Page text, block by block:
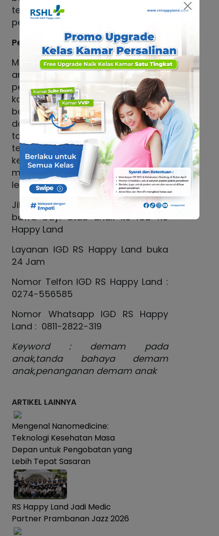
terdekat agar mendapatkan
pemeriksaan medis yang tepat.
Pentingnya Tindakan Cepat
Mengetahui kapan demam pada
anak harus dibawa ke IGD sangat
penting untuk mencegah
komplikasi serius. Orang tua tidak
boleh menunda konsultasi dengan
dokter apabila demam disertai
tanda bahaya. Tindakan cepat dan
tepat dapat membantu melindungi
kesehatan si kecil serta
mengurangi risiko kondisi yang
lebih berbahaya.
Jika gejala tersebut muncul, segera
bawa bayi atau anak ke IGD RS
Happy Land
Layanan IGD RS Happy Land buka
24 Jam
Nomor Telfon IGD RS Happy Land :
0274-556585
Nomor Whatsapp IGD RS Happy
Land : 0811-2822-319
Keyword : demam pada
anak,tanda bahaya demam
anak,penanganan demam anak
ARTIKEL LAINNYA
Mengenal Nanomedicine:
Teknologi Kesehatan Masa
Depan untuk Pengobatan yang
Lebih Tepat Sasaran
RS Happy Land Jadi Medic
Partner Prambanan Jazz 2026